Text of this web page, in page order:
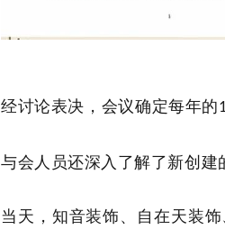
经讨论表决，会议确定每年的
与会人员还深入了解了新创建
当天，知音装饰、自在天装